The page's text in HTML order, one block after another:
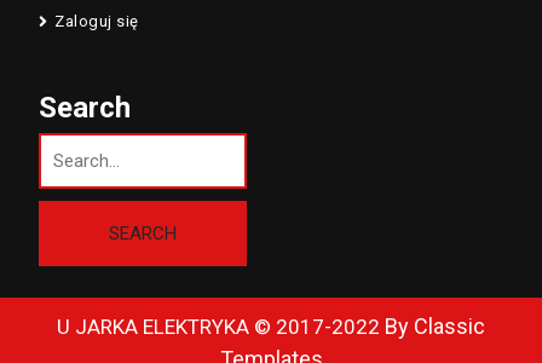
Zaloguj się
Search
U JARKA ELEKTRYKA © 2017-2022 By Classic